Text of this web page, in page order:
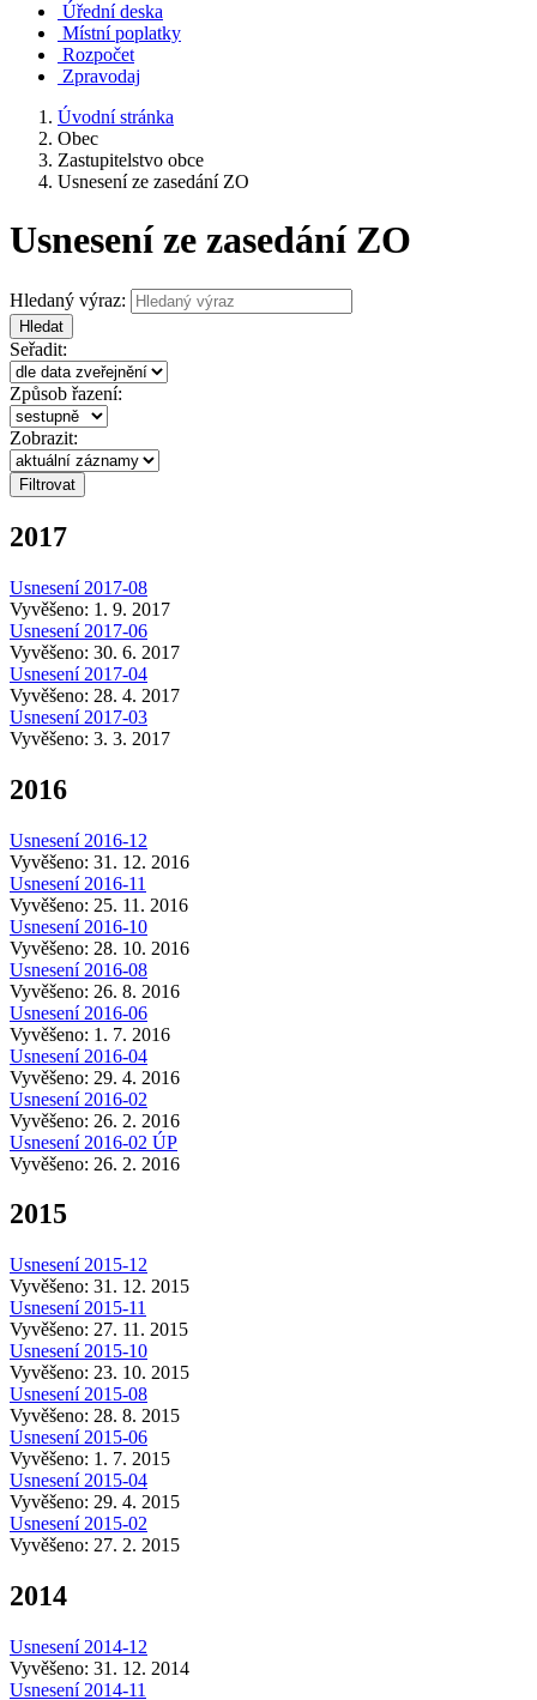
Úřední deska
Místní poplatky
Rozpočet
Zpravodaj
Úvodní stránka
Obec
Zastupitelstvo obce
Usnesení ze zasedání ZO
Usnesení ze zasedání ZO
Hledaný výraz:
Hledat
Seřadit:
Způsob řazení:
Zobrazit:
2017
Usnesení 2017-08
Vyvěšeno: 1. 9. 2017
Usnesení 2017-06
Vyvěšeno: 30. 6. 2017
Usnesení 2017-04
Vyvěšeno: 28. 4. 2017
Usnesení 2017-03
Vyvěšeno: 3. 3. 2017
2016
Usnesení 2016-12
Vyvěšeno: 31. 12. 2016
Usnesení 2016-11
Vyvěšeno: 25. 11. 2016
Usnesení 2016-10
Vyvěšeno: 28. 10. 2016
Usnesení 2016-08
Vyvěšeno: 26. 8. 2016
Usnesení 2016-06
Vyvěšeno: 1. 7. 2016
Usnesení 2016-04
Vyvěšeno: 29. 4. 2016
Usnesení 2016-02
Vyvěšeno: 26. 2. 2016
Usnesení 2016-02 ÚP
Vyvěšeno: 26. 2. 2016
2015
Usnesení 2015-12
Vyvěšeno: 31. 12. 2015
Usnesení 2015-11
Vyvěšeno: 27. 11. 2015
Usnesení 2015-10
Vyvěšeno: 23. 10. 2015
Usnesení 2015-08
Vyvěšeno: 28. 8. 2015
Usnesení 2015-06
Vyvěšeno: 1. 7. 2015
Usnesení 2015-04
Vyvěšeno: 29. 4. 2015
Usnesení 2015-02
Vyvěšeno: 27. 2. 2015
2014
Usnesení 2014-12
Vyvěšeno: 31. 12. 2014
Usnesení 2014-11